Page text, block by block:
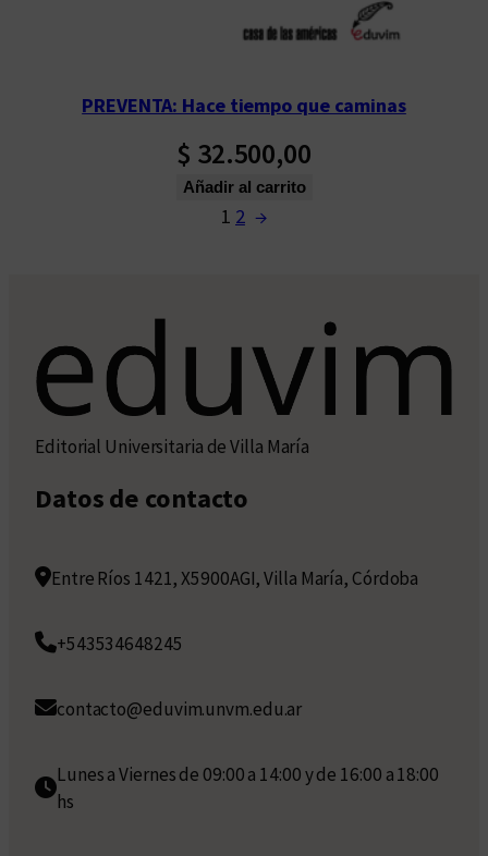
PREVENTA: Hace tiempo que caminas
$ 32.500,00
Añadir al carrito
1 2 →
Editorial Universitaria de Villa María
Datos de contacto
Entre Ríos 1421, X5900AGI, Villa María, Córdoba
+543534648245
contacto@eduvim.unvm.edu.ar
Lunes a Viernes de 09:00 a 14:00 y de 16:00 a 18:00
hs